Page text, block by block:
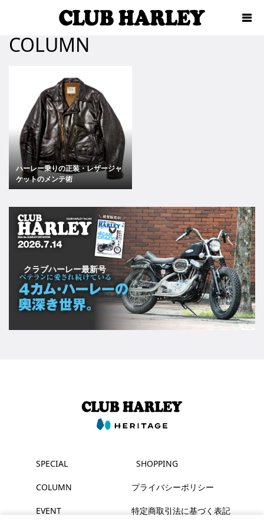
COLUMN
ハーレー乗りの正装・レザージャ
ケットのメンテ術
クラブハーレー最新号
SPECIAL
COLUMN
EVENT
SHOPPING
プライバシーポリシー
特定商取引法に基づく表記